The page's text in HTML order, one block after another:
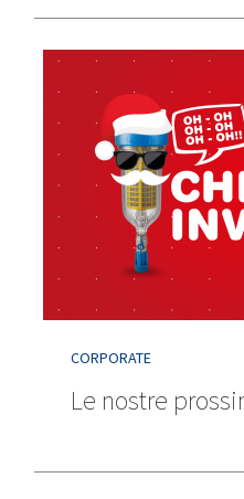
CORPORATE
Le nostre